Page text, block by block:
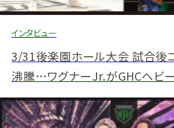
インタビュー
3/31後楽園ホール大会 試合後
沸騰…ワグナーJr.がGHCヘビ
ジェイクの返り咲き阻止